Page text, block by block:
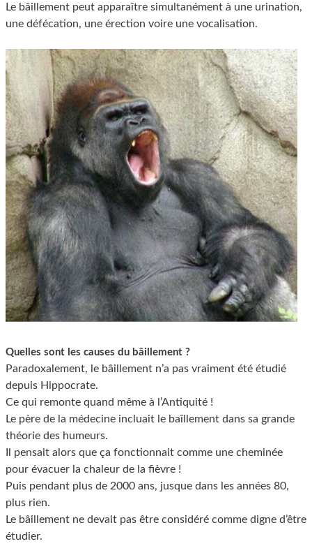
Le bâillement peut apparaître simultanément à une urination,
une défécation, une érection voire une vocalisation.
Quelles sont les causes du bâillement ?
Paradoxalement, le bâillement n’a pas vraiment été étudié
depuis Hippocrate.
Ce qui remonte quand même à l’Antiquité !
Le père de la médecine incluait le baîllement dans sa grande
théorie des humeurs.
Il pensait alors que ça fonctionnait comme une cheminée
pour évacuer la chaleur de la fièvre !
Puis pendant plus de 2000 ans, jusque dans les années 80,
plus rien.
Le bâillement ne devait pas être considéré comme digne d’être
étudier.